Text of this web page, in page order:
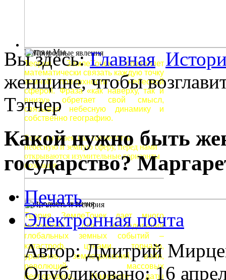
Земля и Мы
Теория ЗемлеТочек позволяет
математически связать каждую точку
земной поверхности с небесной
сферой. Фраза «как наверху, так и
внизу» обретает свой смысл,
связывая небесную динамику и
собственно географию.
Если мы знаем как совместить
небесную и земную сферу, перед нами
открываются изумительные горизонты
познания.
Природные явления
Теория ЗемлеТочек дает много
материала для исследований
глобальных земных событий –
катастроф, цунами, торнадо,
ураганов, землетрясений, войн,
революций, массовых
беспорядков. Наложите даты
Вы здесь:Главная
женщине, чтобы
Тэтчер
Какой нужно быть
государство?
Печать
Электронная почта
Автор: Дмитрий
Опубликовано: 16